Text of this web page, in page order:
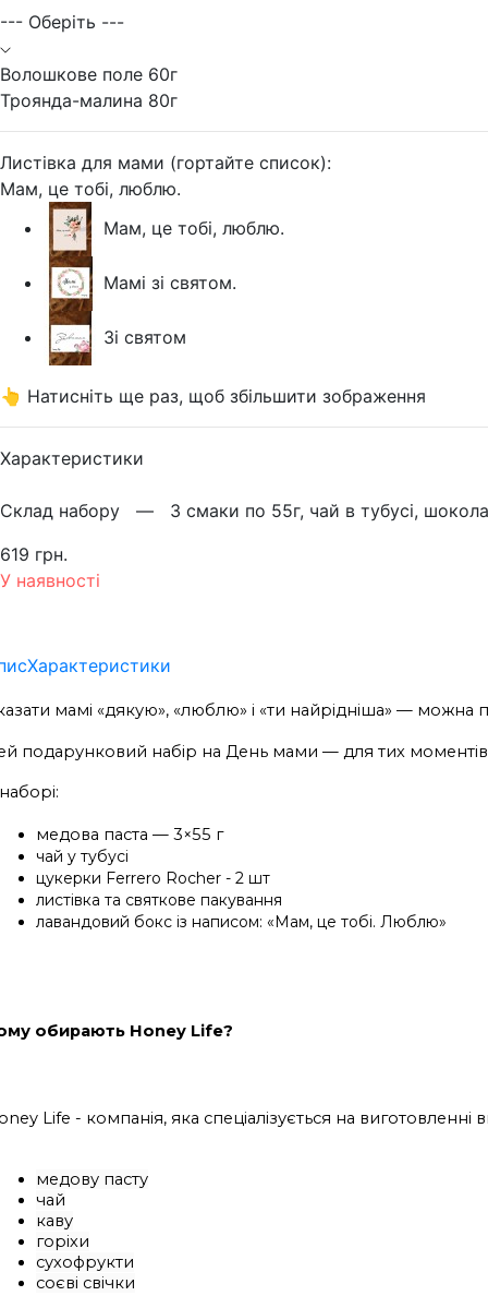
--- Оберіть ---
Волошкове поле 60г
Троянда-малина 80г
Листівка для мами (гортайте список):
Мам, це тобі, люблю.
Мам, це тобі, люблю.
Мамі зі святом.
Зі святом
👆 Натисніть ще раз, щоб збільшити зображення
Характеристики
Склад набору — 3 смаки по 55г, чай в тубусі,
619 грн.
У наявності
Характеристики
мамі «дякую», «люблю» і «ти найрідніша» —
подарунковий набір на День мами — для тих моментів,
медова паста — 3×55 г
чай у тубусі
цукерки Ferrero Rocher - 2 шт
листівка та святкове пакування
лавандовий бокс із написом: «Мам, це тобі. Люблю»
обирають Honey Life?
Life - компанія, яка спеціалізується на
медову пасту
чай
каву
горіхи
сухофрукти
соєві свічки